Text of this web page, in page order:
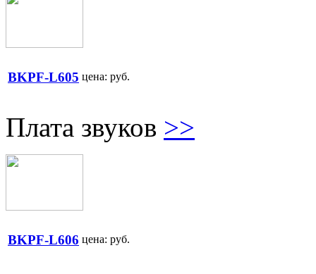
BKPF-L605 цена: руб.
Плата звуков >>
BKPF-L606 цена: руб.